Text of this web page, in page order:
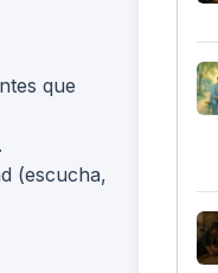
que
(escucha,